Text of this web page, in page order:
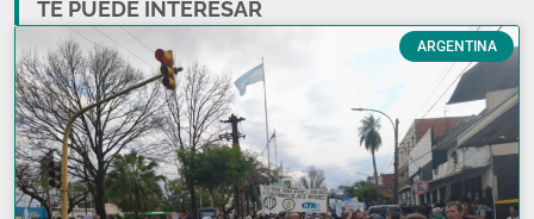
TE PUEDE INTERESAR
ARGENTINA